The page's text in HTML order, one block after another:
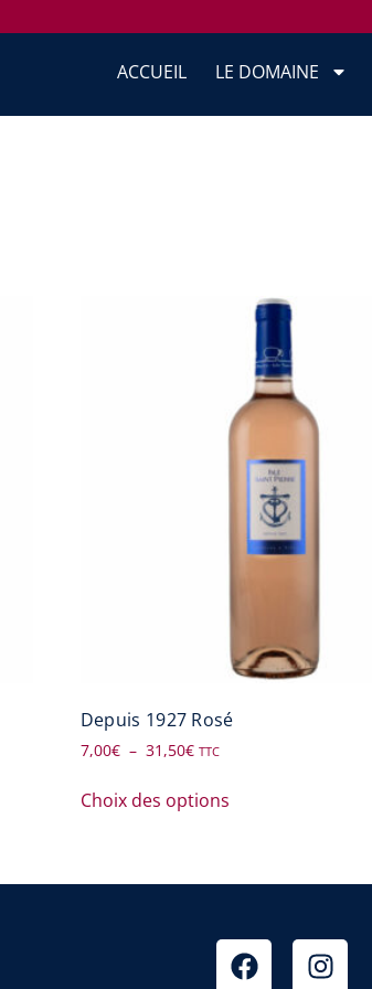
ACCUEIL LE DOMAINE
Depuis 1927 Rosé
7,00€ – 31,50€ TTC
Choix des options